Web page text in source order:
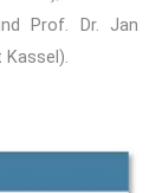
Prof. Dr. Jan